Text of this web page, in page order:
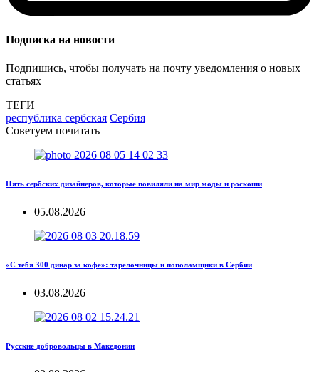
Подписка на новости
Подпишись, чтобы получать на почту уведомления о новых
статьях
ТЕГИ
республика сербская Сербия
Советуем почитать
Пять сербских дизайнеров, которые повиляли на мир моды и роскоши
05.08.2026
«С тебя 300 динар за кофе»: тарелочницы и пополамщики в Сербии
03.08.2026
Русские добровольцы в Македонии